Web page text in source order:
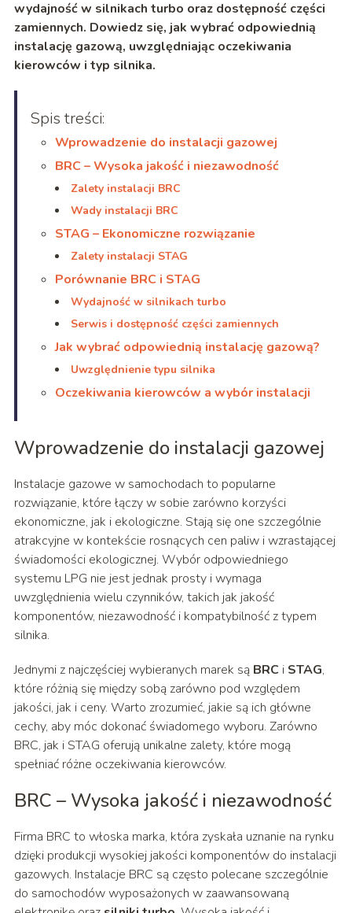
wydajność w silnikach turbo oraz dostępność części
zamiennych. Dowiedz się, jak wybrać odpowiednią
instalację gazową, uwzględniając oczekiwania
kierowców i typ silnika.
Spis treści:
Wprowadzenie do instalacji gazowej
BRC – Wysoka jakość i niezawodność
Zalety instalacji BRC
Wady instalacji BRC
STAG – Ekonomiczne rozwiązanie
Zalety instalacji STAG
Porównanie BRC i STAG
Wydajność w silnikach turbo
Serwis i dostępność części zamiennych
Jak wybrać odpowiednią instalację gazową?
Uwzględnienie typu silnika
Oczekiwania kierowców a wybór instalacji
Wprowadzenie do instalacji gazowej
Instalacje gazowe w samochodach to popularne
rozwiązanie, które łączy w sobie zarówno korzyści
ekonomiczne, jak i ekologiczne. Stają się one szczególnie
atrakcyjne w kontekście rosnących cen paliw i wzrastającej
świadomości ekologicznej. Wybór odpowiedniego
systemu LPG nie jest jednak prosty i wymaga
uwzględnienia wielu czynników, takich jak jakość
komponentów, niezawodność i kompatybilność z typem
silnika.
Jednymi z najczęściej wybieranych marek są BRCi STAG,
które różnią się między sobą zarówno pod względem
jakości, jak i ceny. Warto zrozumieć, jakie są ich główne
cechy, aby móc dokonać świadomego wyboru. Zarówno
BRC, jak i STAG oferują unikalne zalety, które mogą
spełniać różne oczekiwania kierowców.
BRC – Wysoka jakość i niezawodność
Firma BRC to włoska marka, która zyskała uznanie na rynku
dzięki produkcji wysokiej jakości komponentów do instalacji
gazowych. Instalacje BRC są często polecane szczególnie
do samochodów wyposażonych w zaawansowaną